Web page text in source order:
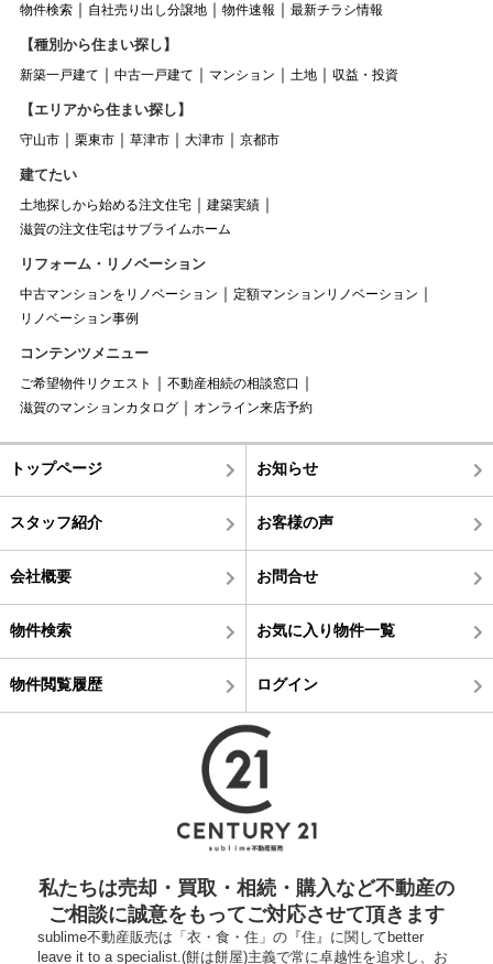
物件検索 自社売り出し分譲地 物件速報 最新チラシ情報
【種別から住まい探し】
新築一戸建て 中古一戸建て マンション 土地 収益・投資
【エリアから住まい探し】
守山市 栗東市 草津市 大津市 京都市
建てたい
土地探しから始める注文住宅
建築実績
滋賀の注文住宅はサブライムホーム
リフォーム・リノベーション
中古マンションをリノベーション
定額マンションリノベーション
リノベーション事例
コンテンツメニュー
ご希望物件リクエスト
不動産相続の相談窓口
滋賀のマンションカタログ
オンライン来店予約
トップページ お知らせ
スタッフ紹介 お客様の声
会社概要 お問合せ
物件検索 お気に入り物件一覧
物件閲覧履歴 ログイン
私たちは売却・買取・相続・購入など不動産の
ご相談に誠意をもってご対応させて頂きます
sublime不動産販売は「衣・食・住」の『住』に関してbetter
leave it to a specialist.(餅は餅屋)主義で常に卓越性を追求し、お